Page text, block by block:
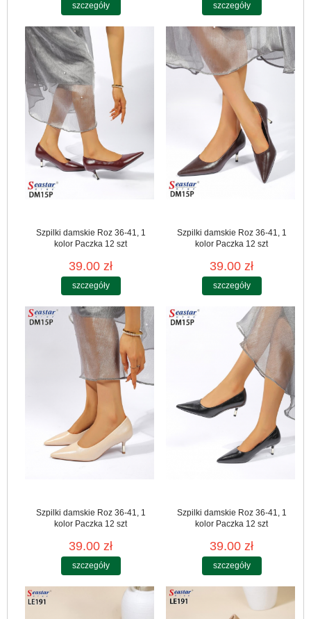
szczegóły szczegóły
Szpilki damskie Roz 36-41, 1
kolor Paczka 12 szt
39.00 zł
szczegóły
Szpilki damskie Roz 36-41, 1
kolor Paczka 12 szt
39.00 zł
szczegóły
Szpilki damskie Roz 36-41, 1
kolor Paczka 12 szt
39.00 zł
szczegóły
Szpilki damskie Roz 36-41, 1
kolor Paczka 12 szt
39.00 zł
szczegóły